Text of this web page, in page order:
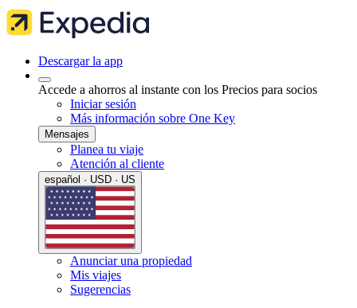
Descargar la app
Accede a ahorros al instante con los Precios para socios
Iniciar sesión
Más información sobre One Key
Mensajes
Planea tu viaje
Atención al cliente
español · USD · US
Anunciar una propiedad
Mis viajes
Sugerencias